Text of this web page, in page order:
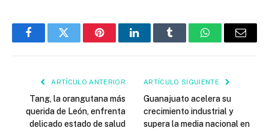
FacebookTwitter PinterestLinkedInTumblr WhatsAppEmail
ARTÍCULO ANTERIOR
Tang, la orangutana más
querida de León, enfrenta
delicado estado de salud
ARTÍCULO SIGUIENTE
Guanajuato acelera su
crecimiento industrial y
supera la media nacional en